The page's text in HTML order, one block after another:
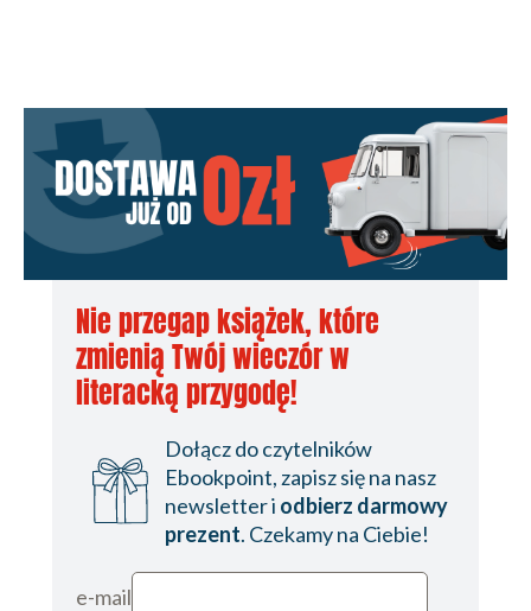
Nie przegap książek, które
zmienią Twój wieczór w
literacką przygodę!
Dołącz do czytelników
Ebookpoint, zapisz się na nasz
newsletter i odbierz darmowy
prezent. Czekamy na Ciebie!
e-mail